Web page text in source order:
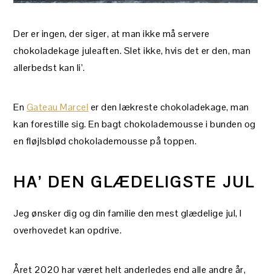
Der er ingen, der siger, at man ikke må servere
chokoladekage juleaften. Slet ikke, hvis det er den, man
allerbedst kan li’.
En Gateau Marcel er den lækreste chokoladekage, man
kan forestille sig. En bagt chokolademousse i bunden og
en fløjlsblød chokolademousse på toppen.
HA’ DEN GLÆDELIGSTE JUL
Jeg ønsker dig og din familie den mest glædelige jul, I
overhovedet kan opdrive.
Året 2020 har været helt anderledes end alle andre år,